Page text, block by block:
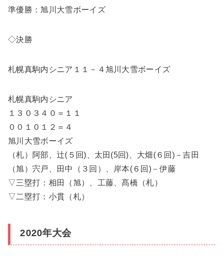
準優勝：旭川大雪ボーイズ
◇決勝
札幌真駒内シニア１１－４旭川大雪ボーイズ
札幌真駒内シニア
１３０３４０＝１１
００１０１２＝４
旭川大雪ボーイズ
（札）阿部、辻(５回)、太田(5回)、大畑(６回)－吉田
（旭）宍戸、田中（３回）、岸本(６回)－伊藤
▽三塁打：相田（旭）、工藤、髙橋（札）
▽二塁打：小貫（札）
2020年大会